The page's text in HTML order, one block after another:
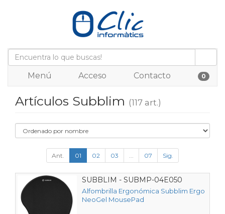
Menú Acceso Contacto 0
Artículos Subblim (117 art.)
Ant. 01 02 03 ... 07 Sig.
SUBBLIM - SUBMP-04E050
Alfombrilla Ergonómica Subblim Ergo
NeoGel MousePad